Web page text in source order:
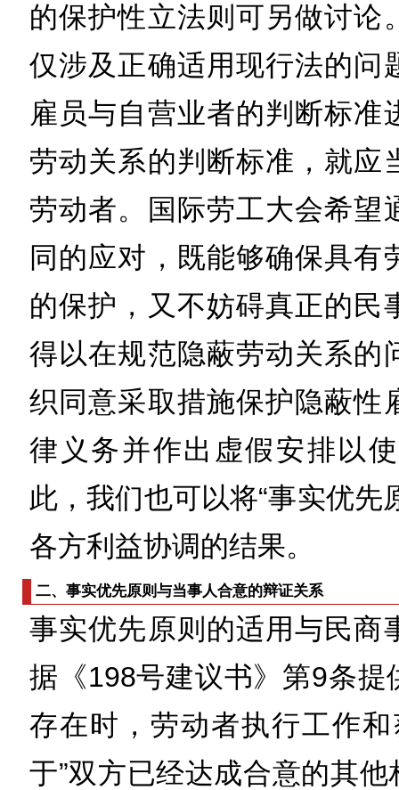
的保护性立法则可另做讨论
仅涉及正确适用现行法的问
雇员与自营业者的判断标
劳动关系的判断标准，就应
劳动者。国际劳工大会希望
同的应对，既能够确保具
的保护，又不妨碍真正的民
得以在规范隐蔽劳动关系的
织同意采取措施保护隐蔽性
律义务并作出虚假安排以
此，我们也可以将“事实优先
各方利益协调的结果。
二、事实优先原则与当事人合意的辩证关系
事实优先原则的适用与民商
据《198号建议书》第9条
存在时，劳动者执行工作
于”双方已经达成合意的其